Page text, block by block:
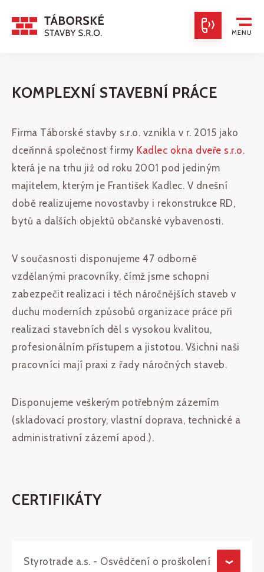
KOMPLEXNÍ STAVEBNÍ PRÁCE
Firma Táborské stavby s.r.o. vznikla v r. 2015 jako
dceřinná společnost firmy Kadlec okna dveře s.r.o.
která je na trhu již od roku 2001 pod jediným
majitelem, kterým je František Kadlec. V dnešní
době realizujeme novostavby i rekonstrukce RD,
bytů a dalších objektů občanské vybavenosti.
V současnosti disponujeme 47 odborně
vzdělanými pracovníky, čímž jsme schopni
zabezpečit realizaci i těch náročnějších staveb v
duchu moderních způsobů organizace práce při
realizaci stavebních děl s vysokou kvalitou,
profesionálním přístupem a jistotou. Všichni naši
pracovníci mají praxi z řady náročných staveb.
Disponujeme veškerým potřebným zázemím
(skladovací prostory, vlastní doprava, technické a
administrativní zázemí apod.).
CERTIFIKÁTY
Styrotrade a.s. - Osvědčení o proškolení